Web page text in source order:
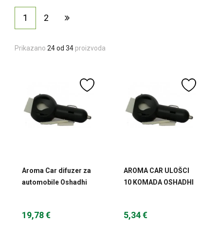
1 2
Prikazano 24 od 34 proizvoda
Aroma Car difuzer za
automobile Oshadhi
19,78 €
AROMA CAR ULOŠCI
10 KOMADA OSHADHI
5,34 €